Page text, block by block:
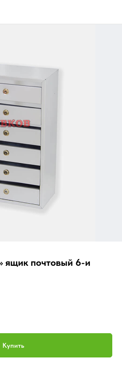
ящик почтовый 6-и
Купить